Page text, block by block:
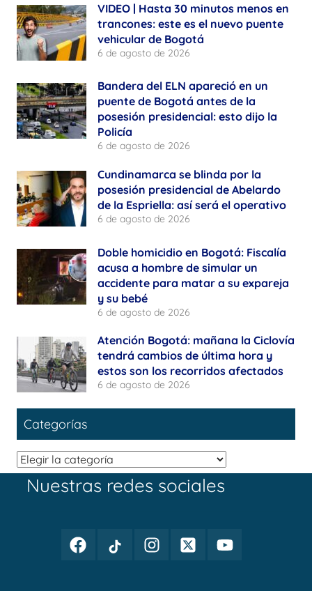
VIDEO | Hasta 30 minutos menos en
trancones: este es el nuevo puente
vehicular de Bogotá
6 de agosto de 2026
Bandera del ELN apareció en un
puente de Bogotá antes de la
posesión presidencial: esto dijo la
Policía
6 de agosto de 2026
Cundinamarca se blinda por la
posesión presidencial de Abelardo
de la Espriella: así será el operativo
6 de agosto de 2026
Doble homicidio en Bogotá: Fiscalía
acusa a hombre de simular un
accidente para matar a su expareja
y su bebé
6 de agosto de 2026
Atención Bogotá: mañana la Ciclovía
tendrá cambios de última hora y
estos son los recorridos afectados
6 de agosto de 2026
Categorías
Categorías
Nuestras redes sociales
Facebook
Periodismo
TikTok
Periodismo
InstagramTwitterYoutube